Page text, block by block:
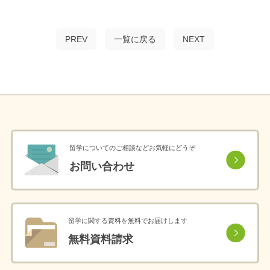
PREV 一覧に戻る NEXT
留学についてのご相談などお気軽にどうぞ
お問い合わせ
留学に関する資料を無料でお届けします
無料資料請求